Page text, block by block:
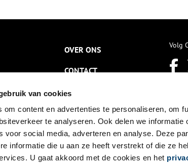
van cookies
om content en advertenties te personaliseren, om
te analyseren. Ook delen we informatie
voor social media, adverteren en analyse. Deze
informatie die u aan ze heeft verstrekt of die ze
U gaat akkoord met de cookies en het
OVER ONS
CONTACT
NIEUWSBRIEF
DISCLAIMER
PRIVACY
TOEGANKELIJKHEID
Volg